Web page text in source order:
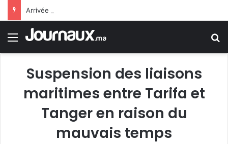
Menu
Suspension des liaisons
maritimes entre Tarifa et
Tanger en raison du
mauvais temps